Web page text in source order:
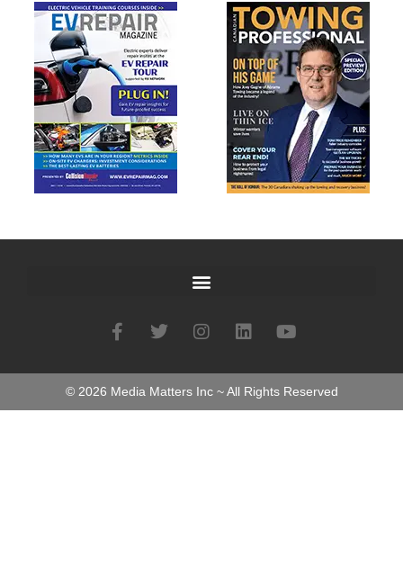
© 2026 Media Matters Inc ~ All Rights Reserved